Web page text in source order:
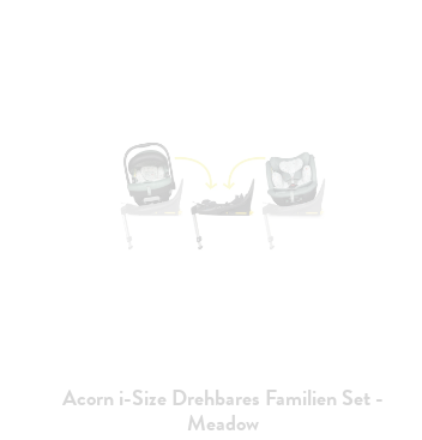
Acorn i-Size Drehbares Familien Set -
Meadow